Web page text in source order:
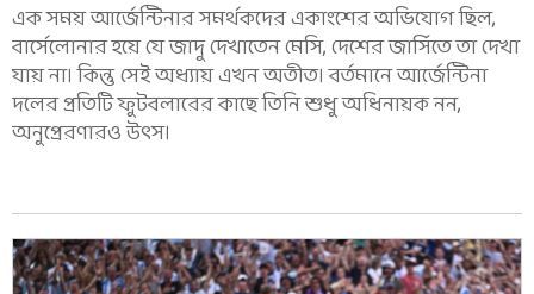
এক সময় আর্জেন্টিনার সমর্থকদের একাংশের অভিযোগ ছিল,
বার্সেলোনার হয়ে যে জাদু দেখাতেন মেসি, দেশের জার্সিতে তা দেখা
যায় না। কিন্তু সেই অধ্যায় এখন অতীত। বর্তমানে আর্জেন্টিনা
দলের প্রতিটি ফুটবলারের কাছে তিনি শুধু অধিনায়ক নন,
অনুপ্রেরণারও উৎস।